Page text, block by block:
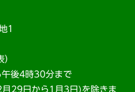
1
午後4時30分まで
29日から1月3日)を除きま